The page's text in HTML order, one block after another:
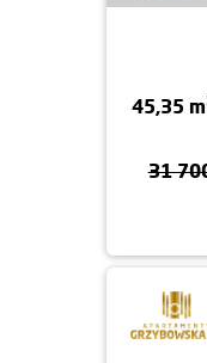
45,35 m
31